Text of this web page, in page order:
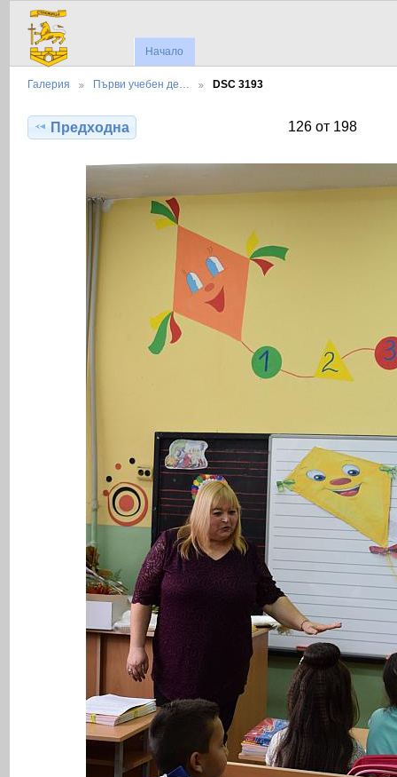
Начало
Галерия Първи учебен де… DSC 3193
Предходна 126 от 198